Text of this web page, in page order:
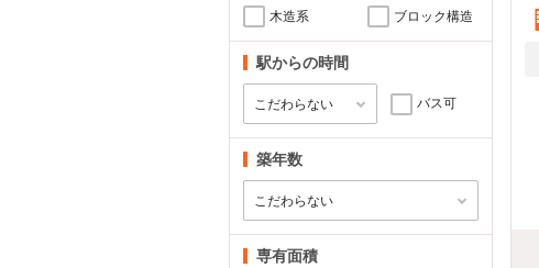
木造系 ブロック構造
駅からの時間
バス可
築年数
専有面積